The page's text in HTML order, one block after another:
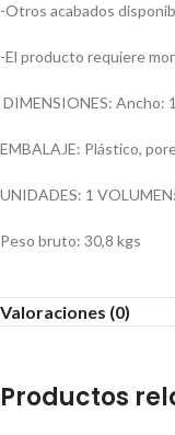
-Otros acabados
-El producto requiere
DIMENSIONES: Ancho:
EMBALAJE: Plástico,
UNIDADES: 1
Peso bruto: 30,8 kgs
Valoraciones (0)
Productos